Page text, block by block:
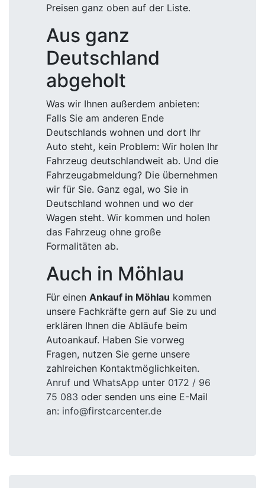
Preisen ganz oben auf der Liste.
Aus ganz
Deutschland
abgeholt
Was wir Ihnen außerdem anbieten:
Falls Sie am anderen Ende
Deutschlands wohnen und dort Ihr
Auto steht, kein Problem: Wir holen Ihr
Fahrzeug deutschlandweit ab. Und die
Fahrzeugabmeldung? Die übernehmen
wir für Sie. Ganz egal, wo Sie in
Deutschland wohnen und wo der
Wagen steht. Wir kommen und holen
das Fahrzeug ohne große
Formalitäten ab.
Auch in Möhlau
Für einen Ankauf in Möhlau kommen
unsere Fachkräfte gern auf Sie zu und
erklären Ihnen die Abläufe beim
Autoankauf. Haben Sie vorweg
Fragen, nutzen Sie gerne unsere
zahlreichen Kontaktmöglichkeiten.
Anruf und WhatsApp unter 0172 / 96
75 083 oder senden uns eine E-Mail
an: info@firstcarcenter.de